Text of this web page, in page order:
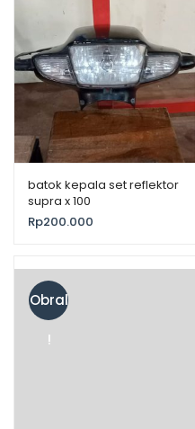
batok kepala set reflektor
supra x 100
Rp200.000
Obral
!